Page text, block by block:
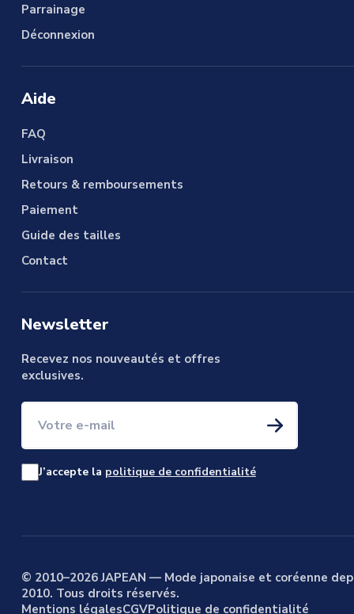
Parrainage
Déconnexion
Aide
FAQ
Livraison
Retours & remboursements
Paiement
Guide des tailles
Contact
Newsletter
Recevez nos nouveautés et offres
exclusives.
Votre e-mail
J’accepte la politique de confidentialité
© 2010–2026 JAPEAN — Mode japonaise et coréenne
2010. Tous droits réservés.
Mentions légalesCGVPolitique de confidentialité